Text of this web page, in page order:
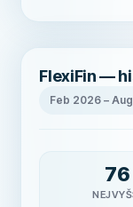
FlexiFin —
Feb 2026 –
76